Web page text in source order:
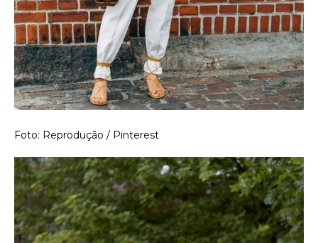
Foto: Reprodução / Pinterest